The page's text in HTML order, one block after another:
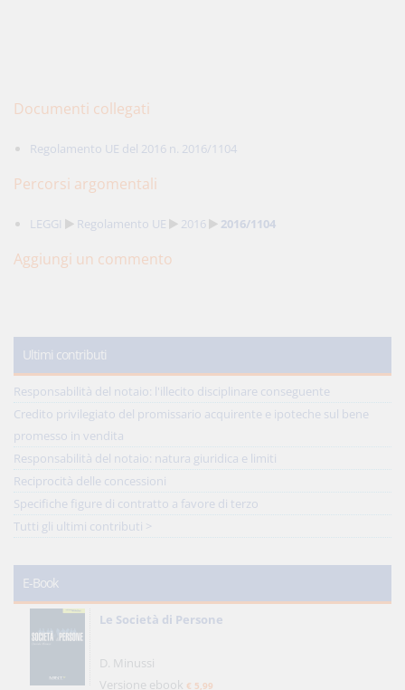
Documenti collegati
Regolamento UE del 2016 n. 2016/1104
Percorsi argomentali
LEGGI Regolamento UE 2016 2016/1104
Aggiungi un commento
Ultimi contributi
Responsabilità del notaio: l'illecito disciplinare conseguente
Credito privilegiato del promissario acquirente e ipoteche sul bene
promesso in vendita
Responsabilità del notaio: natura giuridica e limiti
Reciprocità delle concessioni
Specifiche figure di contratto a favore di terzo
Tutti gli ultimi contributi >
E-Book
Le Società di Persone
D. Minussi
Versione ebook € 5,99